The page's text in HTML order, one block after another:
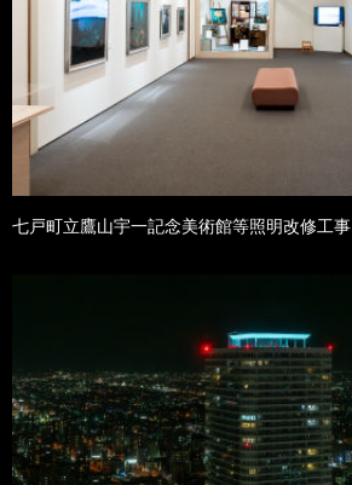
七戸町立鷹山宇一記念美術館等照明改修工事